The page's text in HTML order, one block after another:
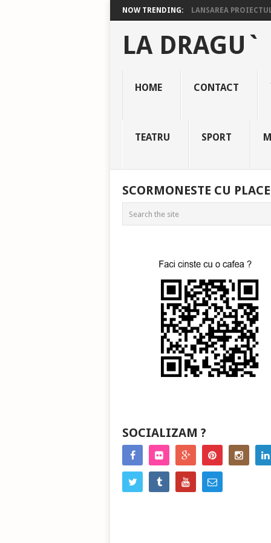
NOW TRENDING: LANSAREA
LA DRAGU`
HOME CONTACT
TEATRU SPORT
SCORMONESTE CU
SOCIALIZAM ?